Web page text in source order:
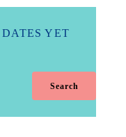
YET